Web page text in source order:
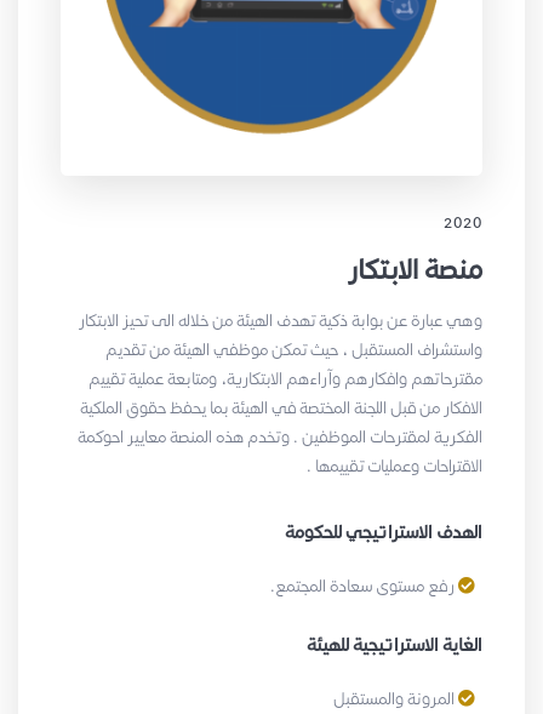
2020
منصة الابتكار
وهي عبارة عن بوابة ذكية تهدف الهيئة من خلاله الى تحيز الابتكار
واستشراف المستقبل ، حيث تمكن موظفي الهيئة من تقديم
مقترحاتهم وافكارهم وآراءهم الابتكارية، ومتابعة عملية تقييم
الافكار من قبل اللجنة المختصة في الهيئة بما يحفظ حقوق الملكية
الفكرية لمقترحات الموظفين . وتخدم هذه المنصة معايير احوكمة
الاقتراحات وعمليات تقييمها .
الهدف الاستراتيجي للحكومة
رفع مستوى سعادة المجتمع.
الغاية الاستراتيجية للهيئة
المرونة والمستقبل